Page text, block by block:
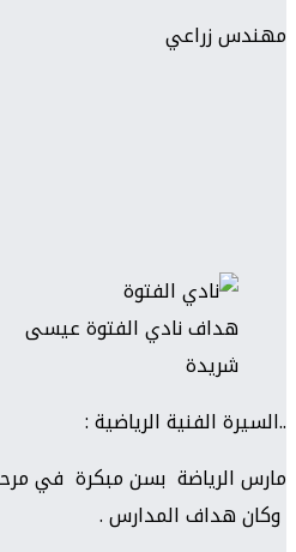
مهندس زراعي
هداف نادي الفتوة عيسى
شريدة
..السيرة الفنية الرياضية :
مارس الرياضة بسن مبكرة في
وكان هداف المدارس .